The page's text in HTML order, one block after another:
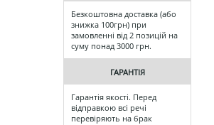
Безкоштовна доставка (або
знижка 100грн) при
замовленні від 2 позицій на
суму понад 3000 грн.
ГАРАНТІЯ
Гарантія якості. Перед
відправкою всі речі
перевіряють на брак